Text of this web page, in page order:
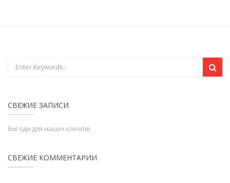
СВЕЖИЕ ЗАПИСИ
Вигоди для наших клієнтів
СВЕЖИЕ КОММЕНТАРИИ